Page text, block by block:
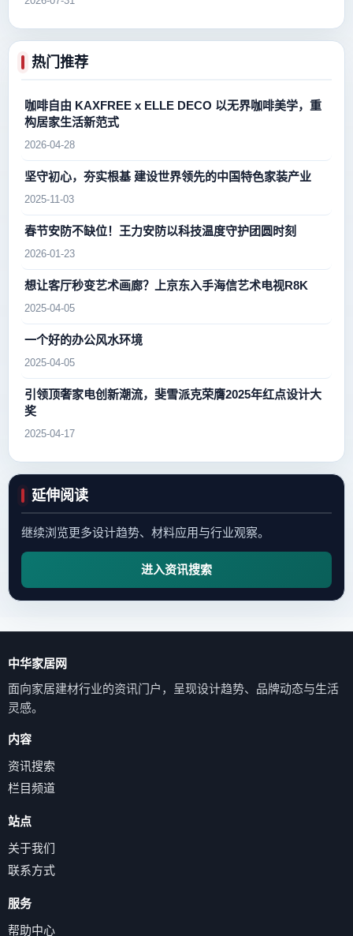
热门推荐
咖啡自由 KAXFREE x ELLE DECO 以无界咖啡美学，重
构居家生活新范式
2026-04-28
坚守初心，夯实根基 建设世界领先的中国特色家装产业
2025-11-03
春节安防不缺位！王力安防以科技温度守护团圆时刻
2026-01-23
想让客厅秒变艺术画廊？上京东入手海信艺术电视R8K
2025-04-05
一个好的办公风水环境
2025-04-05
引领顶奢家电创新潮流，斐雪派克荣膺2025年红点设计大
奖
2025-04-17
延伸阅读
继续浏览更多设计趋势、材料应用与行业观察。
进入资讯搜索
中华家居网
面向家居建材行业的资讯门户，呈现设计趋势、品牌动态与生活
灵感。
内容
资讯搜索
栏目频道
站点
关于我们
联系方式
服务
帮助中心